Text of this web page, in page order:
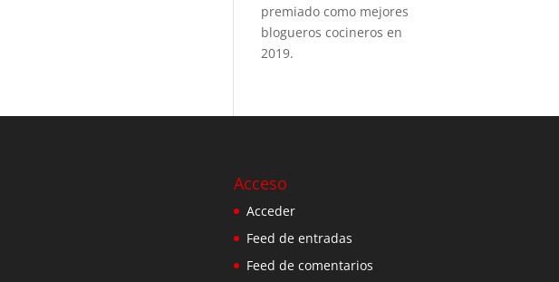
premiado como mejores
blogueros cocineros en
2019.
Acceso
Acceder
Feed de entradas
Feed de comentarios